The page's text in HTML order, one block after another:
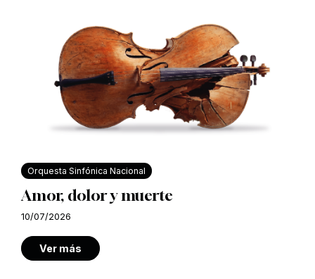
Orquesta Sinfónica Nacional
Amor, dolor y muerte
10/07/2026
Ver más